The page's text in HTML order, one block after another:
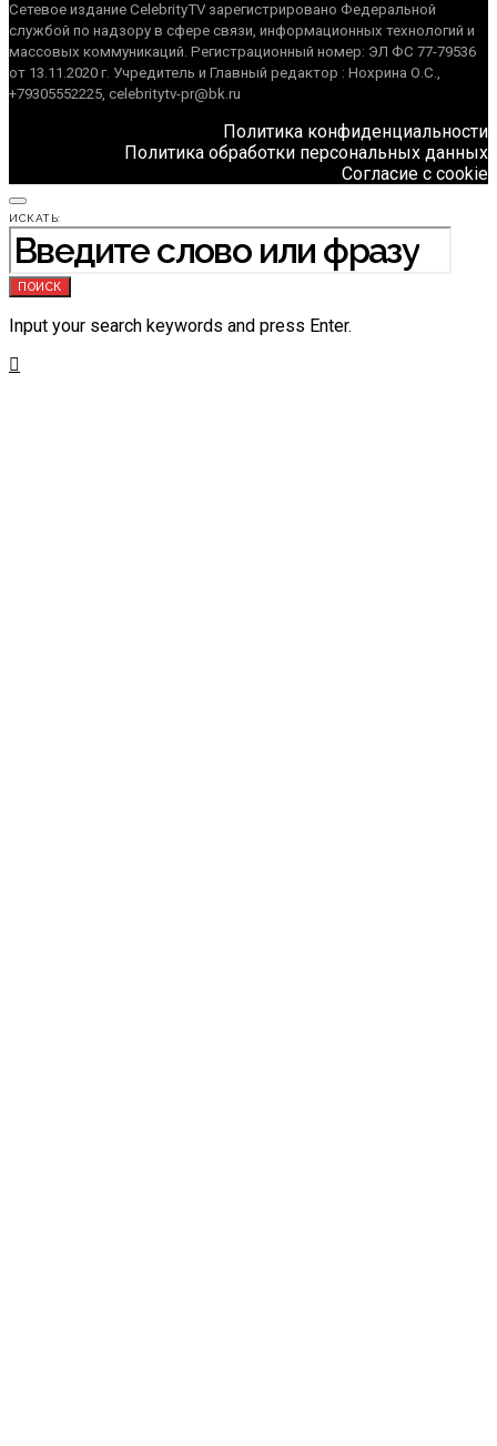
Сетевое издание CelebrityTV зарегистрировано Федеральной
службой по надзору в сфере связи, информационных технологий и
массовых коммуникаций. Регистрационный номер: ЭЛ ФС 77-79536
от 13.11.2020 г. Учредитель и Главный редактор : Нохрина О.С.,
+79305552225, celebritytv-pr@bk.ru
Политика конфиденциальности
Политика обработки персональных данных
Согласие с cookie
ИСКАТЬ:
ПОИСК
Input your search keywords and press Enter.